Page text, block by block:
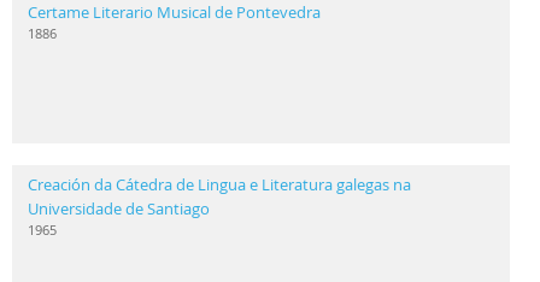
Certame Literario Musical de Pontevedra
1886
Creación da Cátedra de Lingua e Literatura galegas na
Universidade de Santiago
1965